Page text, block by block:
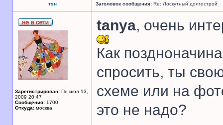
тэн Заголовок сообщения: Re: Лоскутный долгострой
Зарегистрирован: Пн июл 13,
2009 20:47
Сообщения: 1700
Откуда: москва
tanya, очень
Как
спросить, ты
схеме или на
это не надо?